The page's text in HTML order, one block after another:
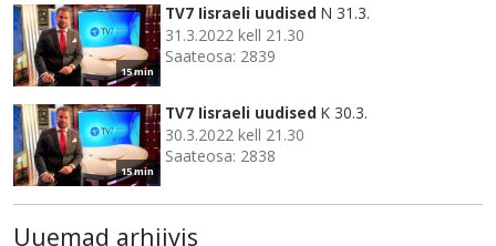
15 min
TV7 Iisraeli uudised N 31.3.
31.3.2022 kell 21.30
Saateosa: 2839
15 min
TV7 Iisraeli uudised K 30.3.
30.3.2022 kell 21.30
Saateosa: 2838
Uuemad arhiivis